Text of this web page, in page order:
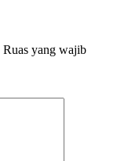
Ruas yang wajib